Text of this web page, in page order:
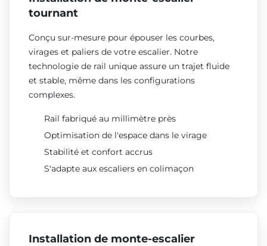
tournant
Conçu sur-mesure pour épouser les courbes,
virages et paliers de votre escalier. Notre
technologie de rail unique assure un trajet fluide
et stable, même dans les configurations
complexes.
Rail fabriqué au millimètre près
Optimisation de l'espace dans le virage
Stabilité et confort accrus
S'adapte aux escaliers en colimaçon
Installation de monte-escalier